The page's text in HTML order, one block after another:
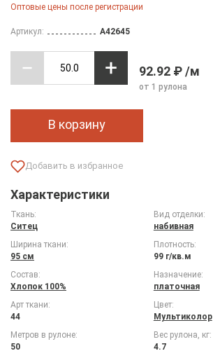
Оптовые цены после регистрации
Артикул: A42645
92.92 ₽ /м
от 1 рулона
В корзину
Характеристики
Ткань:
Ситец
Вид отделки:
набивная
Ширина ткани:
95 см
Плотность:
99 г/кв.м
Состав:
Хлопок 100%
Назначение:
платочная
Арт ткани:
44
Цвет:
Мультиколор
Метров в рулоне:
50
Вес рулона, кг:
4.7